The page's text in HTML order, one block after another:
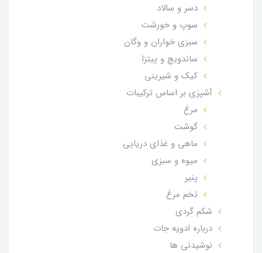
دسر و سالاد
سوپ و خورشت
سبزی خواران و وگان
ساندویچ و پیتزا
کیک و شیرینی
آشپزی بر اساس ترکیبات
مرغ
گوشت
ماهی و غذای دریایی
میوه و سبزی
پنیر
تخم مرغ
شکم گردی
درباره ادویه جات
نوشیدنی ها